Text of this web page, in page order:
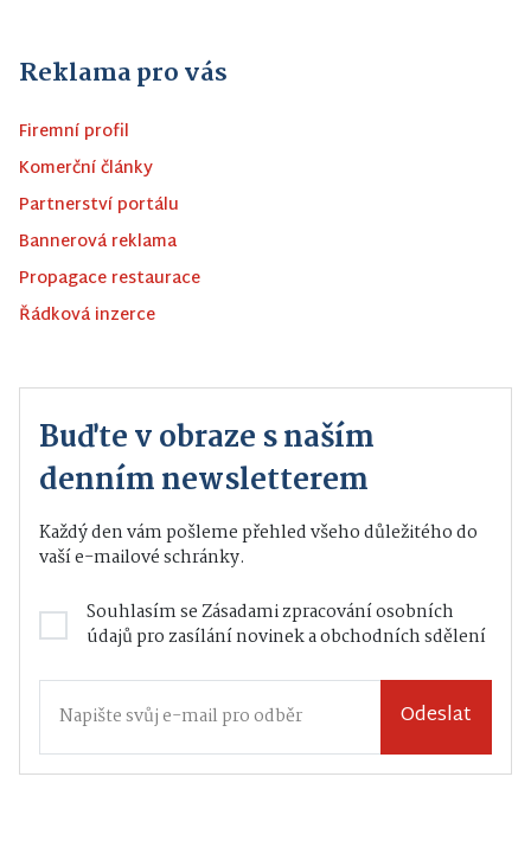
Reklama pro vás
Firemní profil
Komerční články
Partnerství portálu
Bannerová reklama
Propagace restaurace
Řádková inzerce
Buďte v obraze s naším
denním newsletterem
Každý den vám pošleme přehled všeho důležitého do
vaší e-mailové schránky.
Souhlasím seZásadami zpracování osobních
údajůpro zasílání novinek a obchodních sdělení
Odeslat